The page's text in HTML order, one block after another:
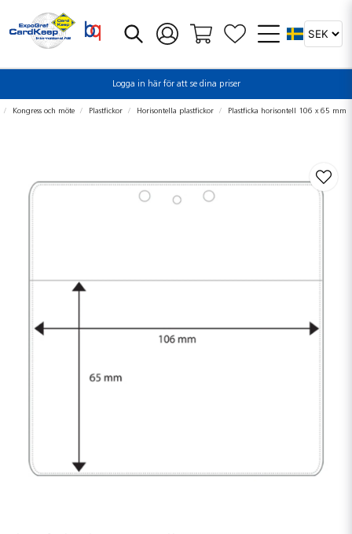
Logga in här för att se dina priser
Kongress och möte Plastfickor Horisontella plastfickor Plastficka horisontell 106 x 65 mm